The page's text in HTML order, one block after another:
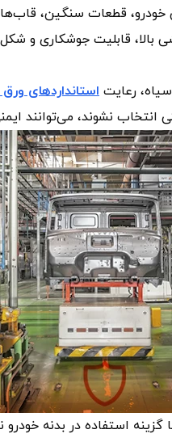
قطعات سنگین،
بالا، قابلیت جوشکاری و
رعایت استانداردهای
نشوند، می‌توانند
گزینه استفاده در بدنه